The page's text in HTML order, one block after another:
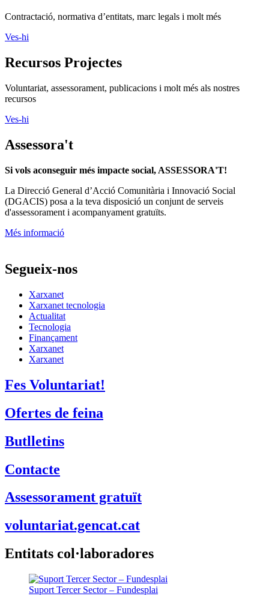
Contractació, normativa d’entitats, marc legals i molt més
Ves-hi
Recursos Projectes
Voluntariat, assessorament, publicacions i molt més als nostres
recursos
Ves-hi
Assessora't
Si vols aconseguir més impacte social, ASSESSORA'T!
La Direcció General d’Acció Comunitària i Innovació Social
(DGACIS) posa a la teva disposició un conjunt de serveis
d'assessorament i acompanyament gratuïts.
Més informació
Segueix-nos
Xarxanet
Xarxanet tecnologia
Actualitat
Tecnologia
Finançament
Xarxanet
Xarxanet
Fes Voluntariat!
Ofertes de feina
Butlletins
Contacte
Assessorament gratuït
voluntariat.gencat.cat
Entitats col·laboradores
Suport Tercer Sector – Fundesplai